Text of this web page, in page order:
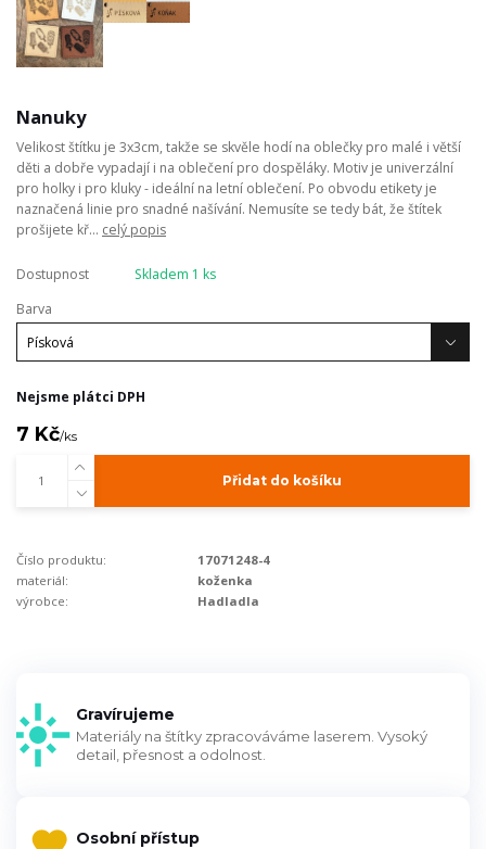
Nanuky
Velikost štítku je 3x3cm, takže se skvěle hodí na oblečky pro malé i větší
děti a dobře vypadají i na oblečení pro dospěláky. Motiv je univerzální
pro holky i pro kluky - ideální na letní oblečení. Po obvodu etikety je
naznačená linie pro snadné našívání. Nemusíte se tedy bát, že štítek
prošijete kř... celý popis
Dostupnost
Skladem 1 ks
Barva
Nejsme plátci DPH
7 Kč/ks
Přidat do košíku
Číslo produktu:
17071248-4
materiál:
koženka
výrobce:
Hadladla
Gravírujeme
Materiály na štítky zpracováváme laserem. Vysoký
detail, přesnost a odolnost.
Osobní přístup